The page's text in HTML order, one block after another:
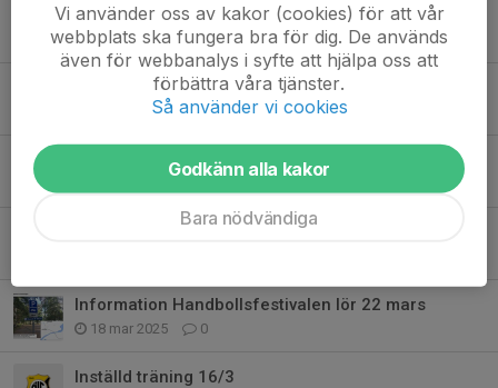
Julgransförsäljning
23 okt 2025 0
20 okt 2025 0
Säsongsstart
Information Handbollsfestivalen lör 22 mars
18 mar 2025 0
Inställd träning 16/3
Vi använder oss av kakor (cookies) för att vår
webbplats ska fungera bra för dig. De används
även för webbanalys i syfte att hjälpa oss att
förbättra våra tjänster.
Så använder vi cookies
Godkänn alla kakor
Bara nödvändiga